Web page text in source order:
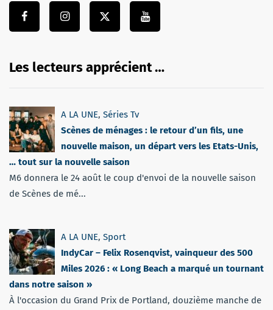
Les lecteurs apprécient …
A LA UNE, Séries Tv
Scènes de ménages : le retour d’un fils, une
nouvelle maison, un départ vers les Etats-Unis,
… tout sur la nouvelle saison
M6 donnera le 24 août le coup d'envoi de la nouvelle saison
de Scènes de mé...
A LA UNE, Sport
IndyCar – Felix Rosenqvist, vainqueur des 500
Miles 2026 : « Long Beach a marqué un tournant
dans notre saison »
À l'occasion du Grand Prix de Portland, douzième manche de